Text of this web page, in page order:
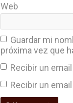
Web
Guardar mi
próxima vez que
Recibir un
Recibir un